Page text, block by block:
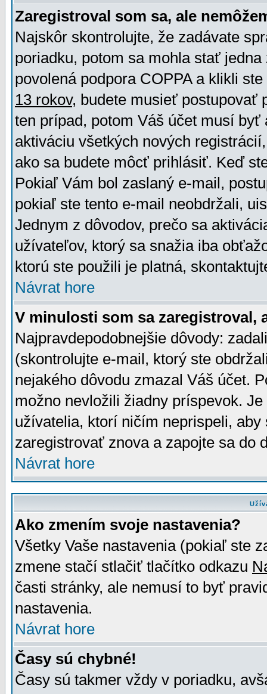
Zaregistroval som sa, ale
Najskôr skontrolujte, že zadávate
poriadku, potom sa mohla stať
povolená podpora COPPA a klikli
13 rokov, budete musieť postupovať
ten prípad, potom Váš účet musí
aktiváciu všetkých nových
ako sa budete môcť prihlásiť. Keď
Pokiaľ Vám bol zaslaný e-mail,
pokiaľ ste tento e-mail neobdržali,
Jednym z dôvodov, prečo sa
užívateľov, ktorý sa snažia iba
ktorú ste použili je platná,
Návrat hore
V minulosti som sa zaregistroval,
Najpravdepodobnejšie dôvody:
(skontrolujte e-mail, ktorý ste
nejakého dôvodu zmazal Váš účet.
možno nevložili žiadny príspevok.
užívatelia, ktorí ničím neprispeli,
zaregistrovať znova a zapojte sa do
Návrat hore
Ako zmením svoje nastavenia?
Všetky Vaše nastavenia (pokiaľ ste
zmene stačí stlačiť tlačítko odkazu
časti stránky, ale nemusí to byť
nastavenia.
Návrat hore
Časy sú chybné!
Časy sú takmer vždy v poriadku,